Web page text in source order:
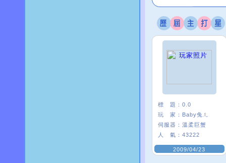
標 題： 0.0
玩 家： Baby兔ㄦ
伺服器： 溫柔巨蟹
人 氣： 43222
2009/04/23